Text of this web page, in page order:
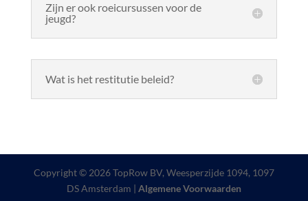
Zijn er ook roeicursussen voor de
jeugd?
Wat is het restitutie beleid?
Copyright © 2026 TopRow BV, Weesperzijde 1094, 1097
DS Amsterdam | Algemene Voorwaarden